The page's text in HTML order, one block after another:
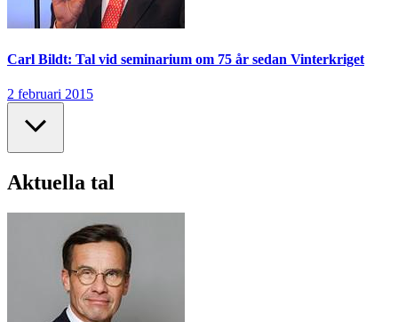
Carl Bildt: Tal vid seminarium om 75 år sedan Vinterkriget
2 februari 2015
Aktuella tal